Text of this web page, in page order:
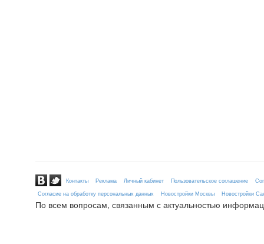
Контакты Реклама Личный кабинет Пользовательское соглашение
Согласие на обработку персональных данных
Новостройки Москвы Новостройки
По всем вопросам, связанным с актуальностью